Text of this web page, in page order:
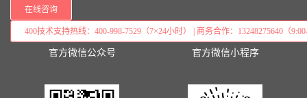
在线咨询
400技术支持热线：400-998-7529（7×24小时） | 商务合作：13248275640（
官方微信公众号 官方微信小程序